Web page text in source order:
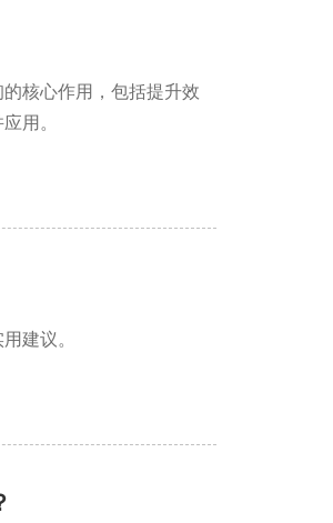
核心作用，包括提升效
用。
建议。